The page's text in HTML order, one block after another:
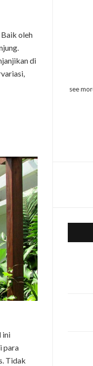
oleh
di
ini
para
Tidak
see